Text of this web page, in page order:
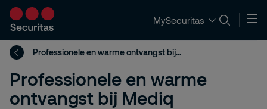
MySecuritas
Professionele en warme ontvangst bij Mediq
Professionele en warme
ontvangst bij Mediq